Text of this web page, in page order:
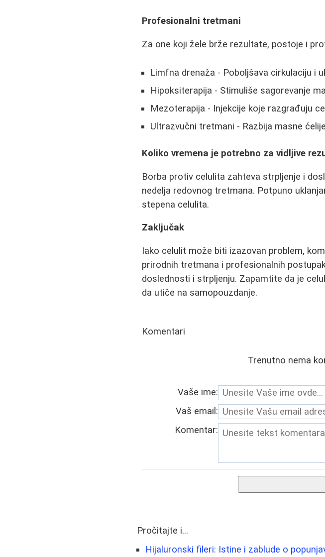
Profesionalni tretmani
Za one koji žele brže rezultate, postoje i
Limfna drenaža - Poboljšava cirkulaciju i
Hipoksiterapija - Stimuliše sagorevanje
Mezoterapija - Injekcije koje razgrađuju
Ultrazvučni tretmani - Razbija masne ćelije
Koliko vremena je potrebno za vidljive
Borba protiv celulita zahteva strpljenje i
nedelja redovnog tretmana. Potpuno
stepena celulita.
Zaključak
Iako celulit može biti izazovan problem,
prirodnih tretmana i profesionalnih
doslednosti i strpljenju. Zapamtite da je
da utiče na samopouzdanje.
Komentari
Trenutno nema
Vaše ime:
Vaš email:
Komentar:
Pročitajte i...
Hijaluronski fileri: Istine i zablude o